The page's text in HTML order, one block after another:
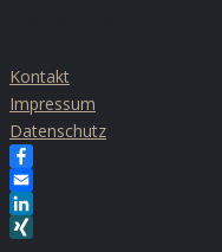
Kontakt
Impressum
Datenschutz
Facebook
Email
LinkedIn